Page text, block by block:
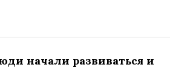
начали развиваться и